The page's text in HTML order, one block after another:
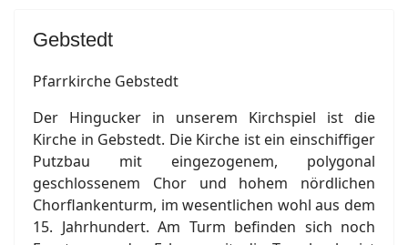
Gebstedt
Pfarrkirche Gebstedt
Der Hingucker in unserem Kirchspiel ist die
Kirche in Gebstedt. Die Kirche ist ein einschiffiger
Putzbau mit eingezogenem, polygonal
geschlossenem Chor und hohem nördlichen
Chorflankenturm, im wesentlichen wohl aus dem
15. Jahrhundert. Am Turm befinden sich noch